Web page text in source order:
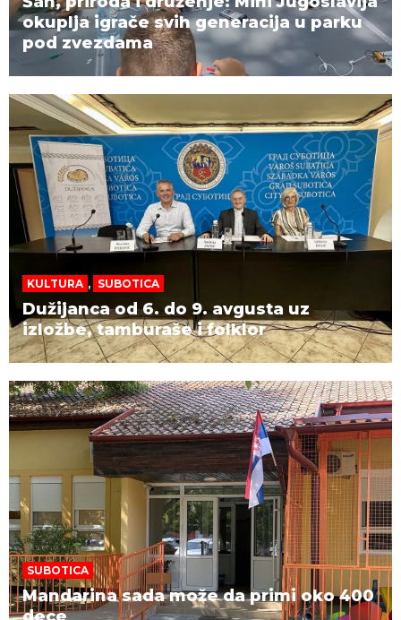
okuplja igrače svih generacija u parku
pod zvezdama
KULTURA , SUBOTICA
Dužijanca od 6. do 9. avgusta uz
izložbe, tamburaše i folklor
SUBOTICA
Mandarina sada može da primi oko 400